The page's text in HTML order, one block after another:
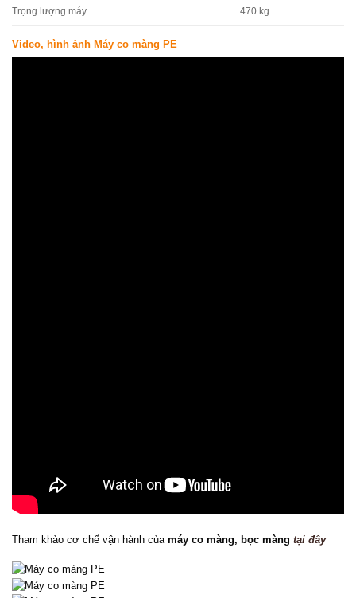
Trọng lượng máy 470 kg
Video, hình ảnh Máy co màng PE
Tham khảo cơ chế vận hành của máy co màng, bọc màng tại đây